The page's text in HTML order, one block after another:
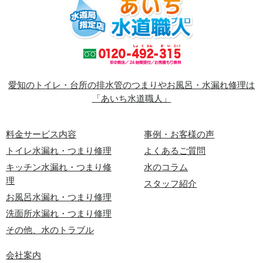
愛知のトイレ・台所の排水管のつまりやお風呂・水漏れ修理は
「あいち水道職人」
料金サービス内容
トイレ水漏れ・つまり修理
キッチン水漏れ・つまり修
理
お風呂水漏れ・つまり修理
洗面所水漏れ・つまり修理
その他、水のトラブル
事例・お客様の声
よくあるご質問
水のコラム
スタッフ紹介
会社案内